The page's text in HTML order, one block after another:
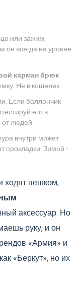
или зажим,
он всегда на уровне
карман брюк
Не в кошелек.
Если баллончик
его в
людей.
внутри может
прокладки. Зимой -
ходят пешком,
аксессуар. Но
руку, и он
«Армия» и
«Беркут», но их